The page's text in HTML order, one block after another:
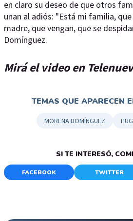
en claro su deseo de que otros
unan al adiós: "Está mi familia,
madre, que vengan, que se
Domínguez.
Mirá el video en
TEMAS QUE APARECEN
MORENA DOMÍNGUEZ
SI TE INTERESÓ,
FACEBOOK TWITTER